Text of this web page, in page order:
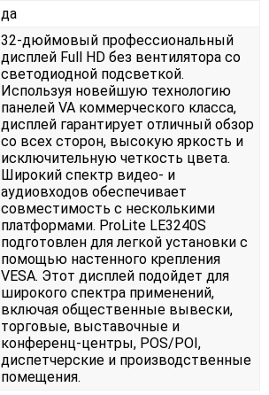
да
32-дюймовый профессиональный
дисплей Full HD без вентилятора со
светодиодной подсветкой.
Используя новейшую технологию
панелей VA коммерческого класса,
дисплей гарантирует отличный обзор
со всех сторон, высокую яркость и
исключительную четкость цвета.
Широкий спектр видео- и
аудиовходов обеспечивает
совместимость с несколькими
платформами. ProLite LE3240S
подготовлен для легкой установки с
помощью настенного крепления
VESA. Этот дисплей подойдет для
широкого спектра применений,
включая общественные вывески,
торговые, выставочные и
конференц-центры, POS/POI,
диспетчерские и производственные
помещения.